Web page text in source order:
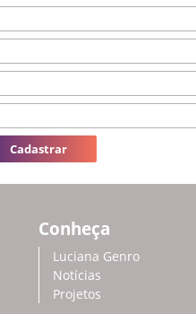
Cadastrar
Conheça
Luciana Genro
Notícias
Projetos